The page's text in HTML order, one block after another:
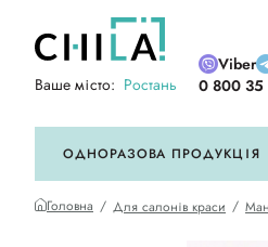
Ваше місто: Ростань
Viber
0 800 35
ОДНОРАЗОВА ПРОДУКЦІЯ
Головна Для салонів краси